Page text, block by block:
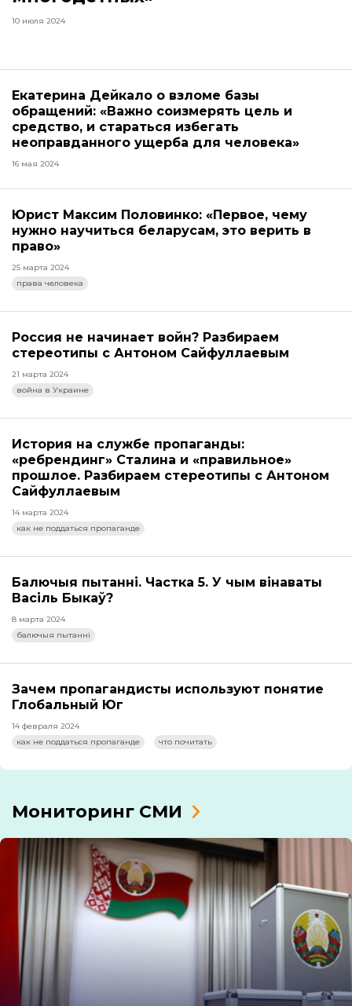
10 июля 2024
Екатерина Дейкало о взломе базы
обращений: «Важно соизмерять цель и
средство, и стараться избегать
неоправданного ущерба для человека»
16 мая 2024
Юрист Максим Половинко: «Первое, чему
нужно научиться беларусам, это верить в
право»
25 марта 2024
права человека
Россия не начинает войн? Разбираем
стереотипы с Антоном Сайфуллаевым
21 марта 2024
война в Украине
История на службе пропаганды:
«ребрендинг» Сталина и «правильное»
прошлое. Разбираем стереотипы с Антоном
Сайфуллаевым
14 марта 2024
как не поддаться пропаганде
Балючыя пытанні. Частка 5. У чым вінаваты
Васіль Быкаў?
8 марта 2024
балючыя пытанні
Зачем пропагандисты используют понятие
Глобальный Юг
14 февраля 2024
как не поддаться пропаганде
что почитать
Мониторинг СМИ